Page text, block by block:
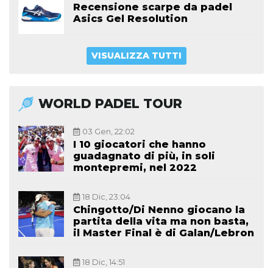
Recensione scarpe da padel
Asics Gel Resolution
VISUALIZZA TUTTI
WORLD PADEL TOUR
03 Gen, 22:02
I 10 giocatori che hanno
guadagnato di più, in soli
montepremi, nel 2022
18 Dic, 23:04
Chingotto/Di Nenno giocano la
partita della vita ma non basta,
il Master Final è di Galan/Lebron
18 Dic, 14:51